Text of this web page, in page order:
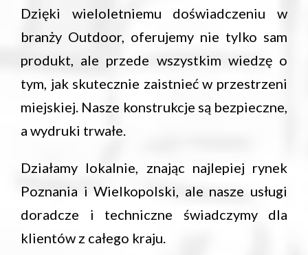
Dzięki wieloletniemu doświadczeniu w
branży Outdoor, oferujemy nie tylko sam
produkt, ale przede wszystkim wiedzę o
tym, jak skutecznie zaistnieć w przestrzeni
miejskiej. Nasze konstrukcje są bezpieczne,
a wydruki trwałe.
Działamy lokalnie, znając najlepiej rynek
Poznania i Wielkopolski, ale nasze usługi
doradcze i techniczne świadczymy dla
klientów z całego kraju.